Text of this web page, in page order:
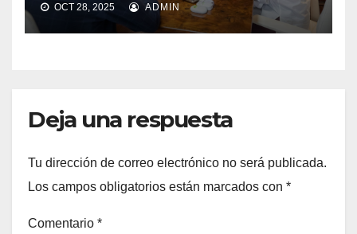
OCT 28, 2025 ADMIN
Deja una respuesta
Tu dirección de correo electrónico no será publicada.
Los campos obligatorios están marcados con *
Comentario *